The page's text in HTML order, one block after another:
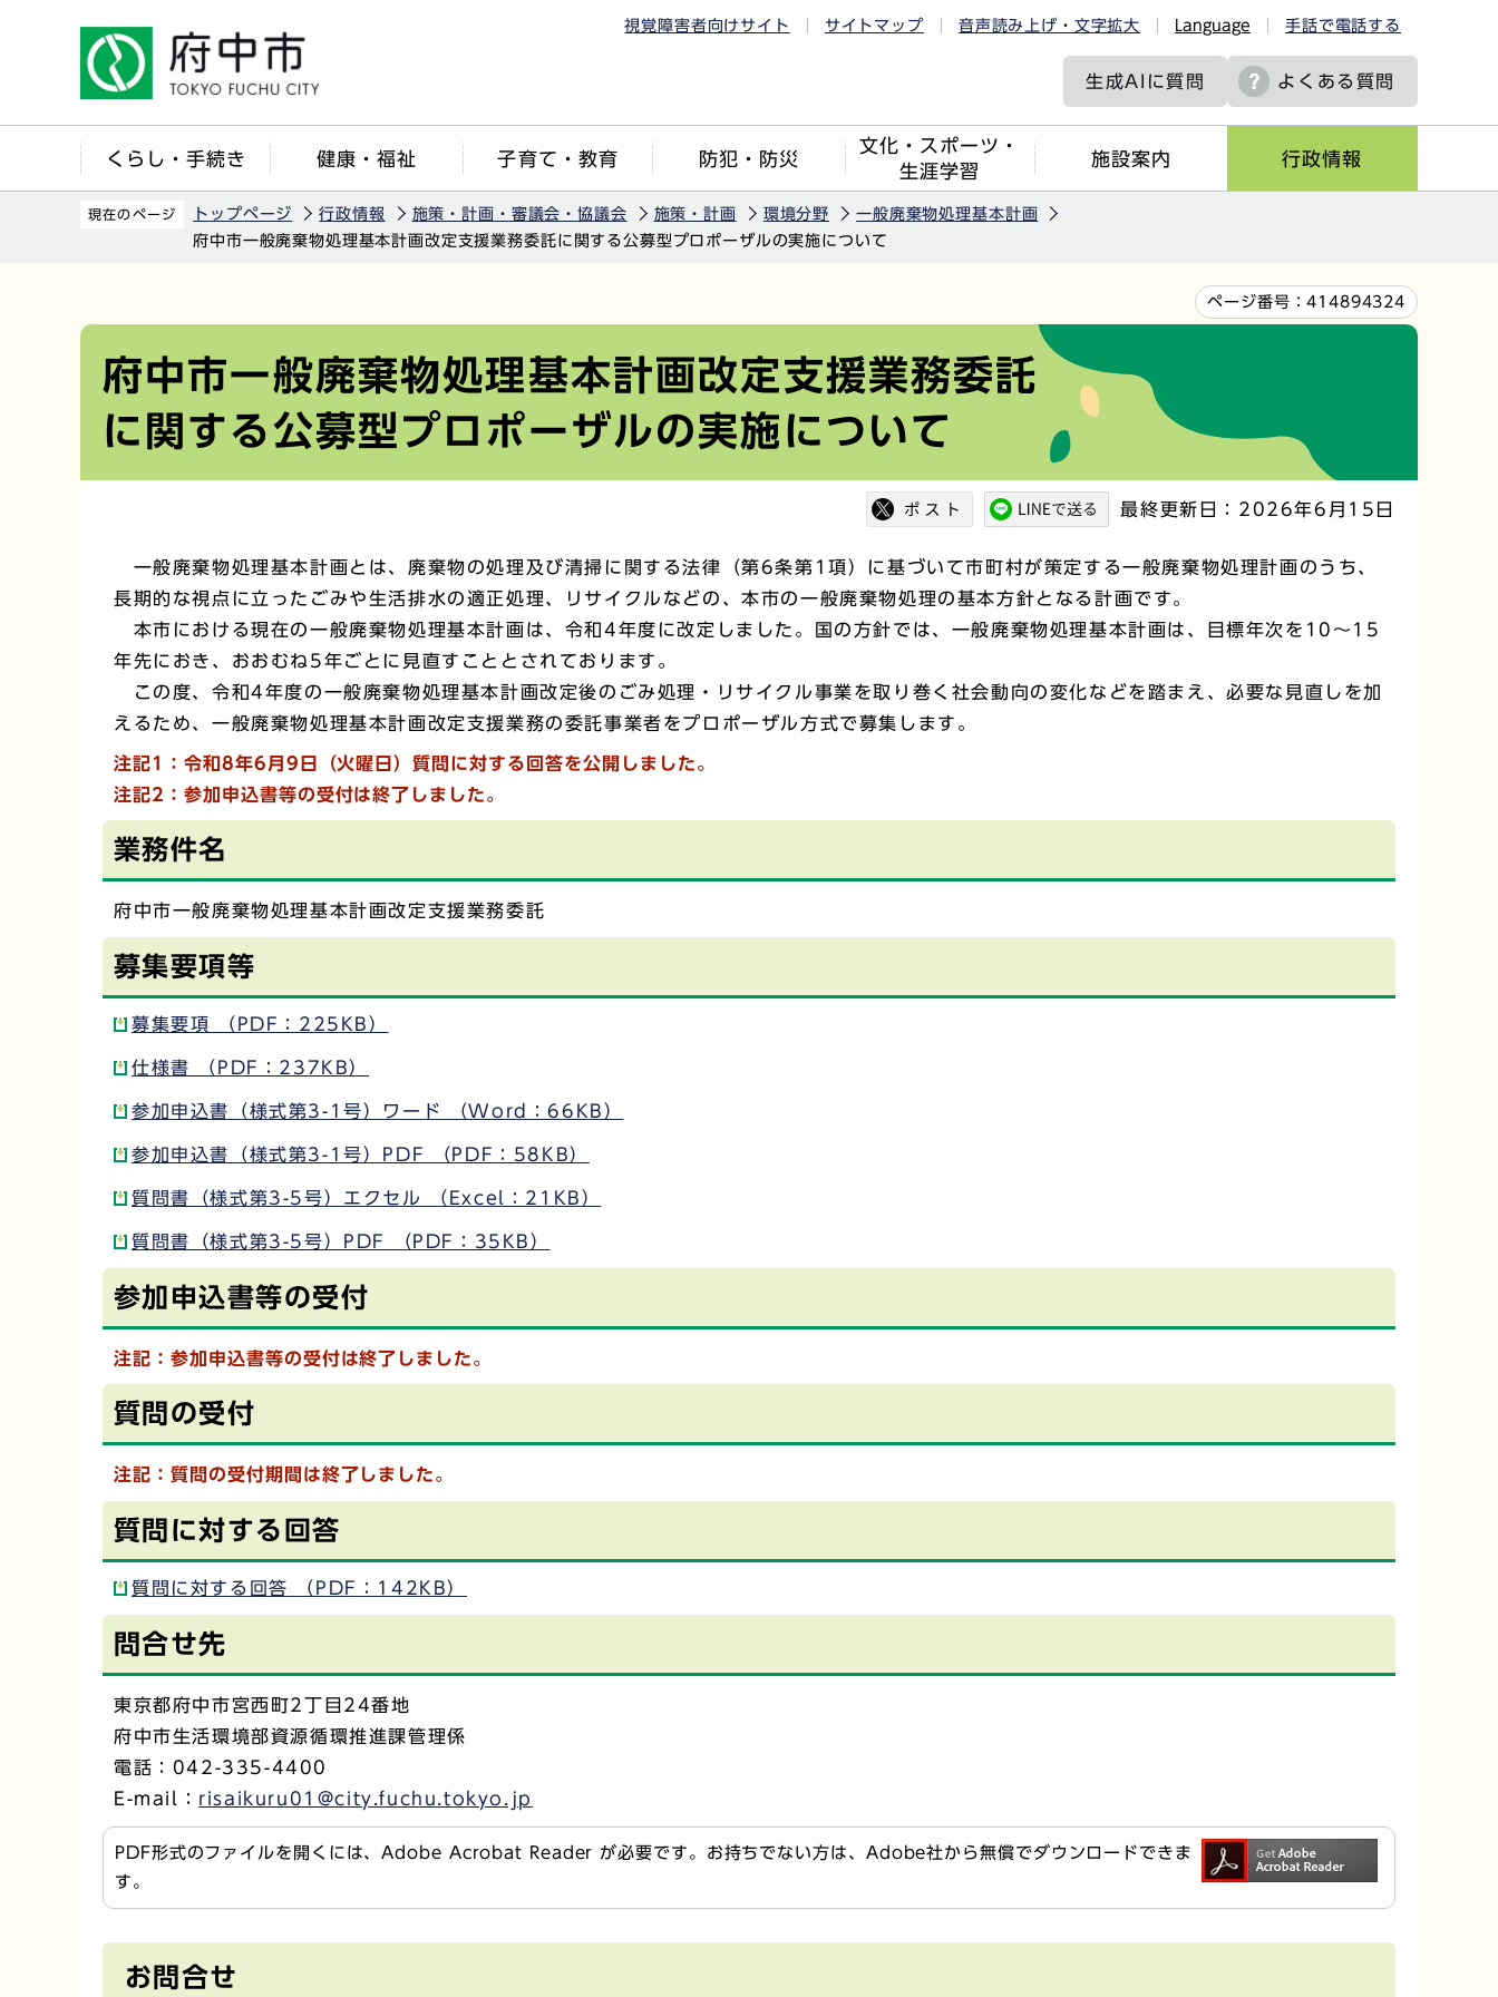
視覚障害者向けサイト サイトマップ 音声読み上げ・文字拡大 Language 手話で電話する
生成AIに質問 よくある質問
くらし・手続き 健康・福祉 子育て・教育 防犯・防災
文化・スポーツ・
生涯学習
施設案内 行政情報
現在のページ トップページ 行政情報 施策・計画・審議会・協議会 施策・計画 環境分野
一般廃棄物処理基本計画
府中市一般廃棄物処理基本計画改定支援業務委託に関する公募型プロポーザルの実施について
ページ番号：414894324
府中市一般廃棄物処理基本計画改定支援業務委託
に関する公募型プロポーザルの実施について
最終更新日：2026年6月15日
一般廃棄物処理基本計画とは、廃棄物の処理及び清掃に関する法律（第6条第1項）に基づいて市町村が策定する一般廃棄物処理計画のうち、
長期的な視点に立ったごみや生活排水の適正処理、リサイクルなどの、本市の一般廃棄物処理の基本方針となる計画です。
本市における現在の一般廃棄物処理基本計画は、令和4年度に改定しました。国の方針では、一般廃棄物処理基本計画は、目標年次を10～15
年先におき、おおむね5年ごとに見直すこととされております。
この度、令和4年度の一般廃棄物処理基本計画改定後のごみ処理・リサイクル事業を取り巻く社会動向の変化などを踏まえ、必要な見直しを加
えるため、一般廃棄物処理基本計画改定支援業務の委託事業者をプロポーザル方式で募集します。
注記1：令和8年6月9日（火曜日）質問に対する回答を公開しました。
注記2：参加申込書等の受付は終了しました。
業務件名
府中市一般廃棄物処理基本計画改定支援業務委託
募集要項等
募集要項 （PDF：225KB）
仕様書 （PDF：237KB）
参加申込書（様式第3-1号）ワード （Word：66KB）
参加申込書（様式第3-1号）PDF （PDF：58KB）
質問書（様式第3-5号）エクセル （Excel：21KB）
質問書（様式第3-5号）PDF （PDF：35KB）
参加申込書等の受付
注記： 参加申込書等の受付は終了しました。
質問の受付
注記：質問の受付期間は終了しました。
質問に対する回答
質問に対する回答 （PDF：142KB）
問合せ先
東京都府中市宮西町2丁目24番地
府中市生活環境部資源循環推進課管理係
電話：042-335-4400
E-mail： risaikuru01@city.fuchu.tokyo.jp
PDF形式のファイルを開くには、Adobe Acrobat Reader が必要です。お持ちでない方は、Adobe社から無償でダウンロードできま
す。
お問合せ